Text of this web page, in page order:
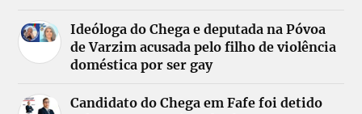
Ideóloga do Chega e deputada na Póvoa
de Varzim acusada pelo filho de violência
doméstica por ser gay
Candidato do Chega em Fafe foi detido